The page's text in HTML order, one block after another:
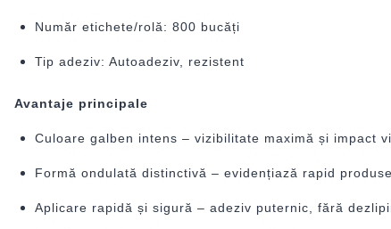
Număr etichete/rolă: 800 bucăți
Tip adeziv: Autoadeziv, rezistent
Avantaje principale
Culoare galben intens – vizibilitate maximă și impact
Formă ondulată distinctivă – evidențiază rapid
Aplicare rapidă și sigură – adeziv puternic, fără